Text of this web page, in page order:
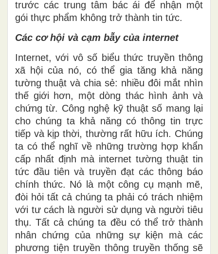
trước các trung tâm bác ái để nhận một
gói thực phẩm không trở thành tin tức.
Các cơ hội và cạm bẫy của internet
Internet, với vô số biểu thức truyền thông
xã hội của nó, có thể gia tăng khả năng
tường thuật và chia sẻ: nhiều đôi mắt nhìn
thế giới hơn, một dòng thác hình ảnh và
chứng từ. Công nghệ kỹ thuật số mang lại
cho chúng ta khả năng có thông tin trực
tiếp và kịp thời, thường rất hữu ích. Chúng
ta có thể nghĩ về những trường hợp khẩn
cấp nhất định mà internet tường thuật tin
tức đầu tiên và truyền đạt các thông báo
chính thức. Nó là một công cụ mạnh mẽ,
đòi hỏi tất cả chúng ta phải có trách nhiệm
với tư cách là người sử dụng và người tiêu
thụ. Tất cả chúng ta đều có thể trở thành
nhân chứng của những sự kiện mà các
phương tiện truyền thông truyền thống sẽ